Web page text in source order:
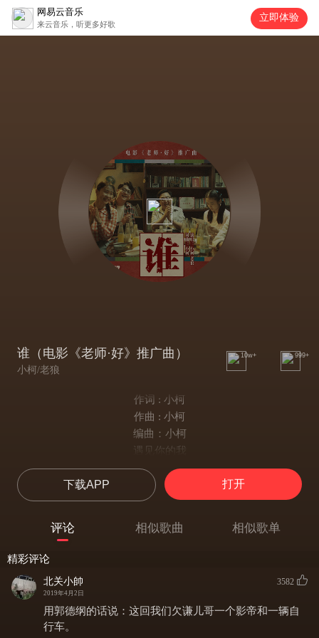
网易云音乐
来云音乐，听更多好歌
立即体验
谁（电影《老师·好》推广曲）
小柯/老狼
10w+ 999+
作词 : 小柯
作曲 : 小柯
编曲：小柯
遇见你的我
碰到我的你
在同样的深夜里
写了同样的日记
望着我的你
你在等着谁
下载APP 打开
评论 相似歌曲 相似歌单
精彩评论
北关小帥
2019年4月2日
3582
用郭德纲的话说：这回我们欠谦儿哥一个影帝和一辆自
行车。